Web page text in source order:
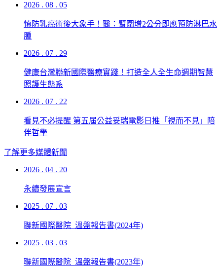
2026 . 08 . 05
慎防乳癌術後大象手！醫：臂圍增2公分即應預防淋巴水
腫
2026 . 07 . 29
健康台灣聯新國際醫療實踐！打造全人全生命週期智慧
照護生態系
2026 . 07 . 22
看見不必提醒 第五屆公益妥瑞電影日推「視而不見」陪
伴哲學
了解更多媒體新聞
2026 . 04 . 20
永續發展宣言
2025 . 07 . 03
聯新國際醫院_溫盤報告書(2024年)
2025 . 03 . 03
聯新國際醫院_溫盤報告書(2023年)